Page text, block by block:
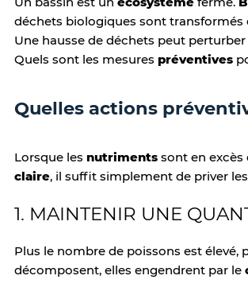
déchets biologiques sont transformés
Une hausse de déchets peut
Quels sont les mesures préventives
Quelles actions
Lorsque les nutriments sont en excès
claire, il suffit simplement de priver
1. MAINTENIR UNE
Plus le nombre de poissons est
décomposent, elles engendrent par le